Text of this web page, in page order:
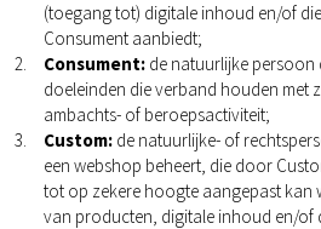
(toegang tot) digitale inhoud en/of
Consument aanbiedt;
Consument: de natuurlijke
doeleinden die verband houden met
ambachts- of beroepsactiviteit;
Custom: de natuurlijke- of
een webshop beheert, die door
tot op zekere hoogte aangepast
van producten, digitale inhoud en/of